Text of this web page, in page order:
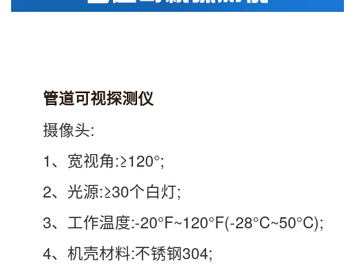
管道可视探测仪
摄像头:
1、宽视角:≥120°;
2、光源:≥30个白灯;
3、工作温度:-20°F~120°F(-28°C~50°C);
4、机壳材料:不锈钢304;